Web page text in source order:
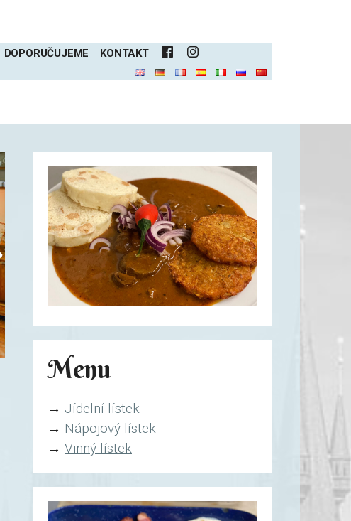
DOPORUČUJEME KONTAKT
Menu
→ Jídelní lístek
→ Nápojový lístek
→ Vinný lístek